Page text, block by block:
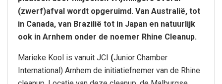
(zwerf)afval wordt opgeruimd. Van Australië, tot
in Canada, van Brazilië tot in Japan en natuurlijk
ook in Arnhem onder de noemer Rhine Cleanup.
Marieke Kool is vanuit JCI (Junior Chamber
International) Arnhem de initiatiefnemer van de Rhine